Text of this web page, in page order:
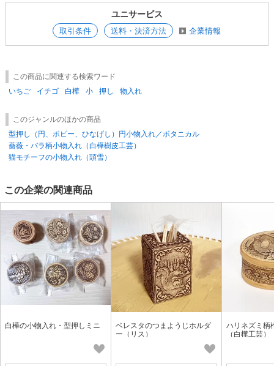
ユニサービス
取引条件 送料・決済方法 企業情報
この商品に関連する検索ワード
いちご
イチゴ 白樺 小 押し 物入れ
このジャンルのほかの商品
型押し（円、ポピー、ひなげし）円小物入れ／ボタニカル
薔薇・バラ柄小物入れ（白樺樹皮工芸）
猫モチーフの小物入れ（頭雪）
この企業の関連商品
白樺の小物入れ・型押しミニ
ベレスタのつまようじホルダ
ー（リス）
ハリネズミ柄
（白樺工芸）